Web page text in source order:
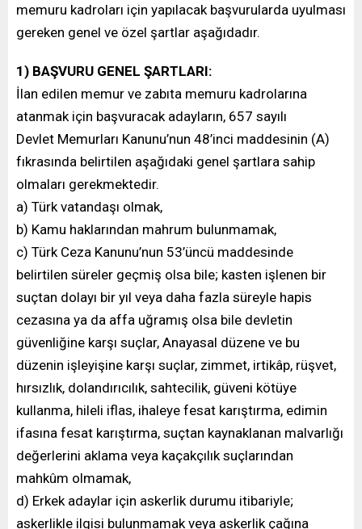
memuru kadroları için yapılacak başvurularda uyulması
gereken genel ve özel şartlar aşağıdadır.
1) BAŞVURU GENEL ŞARTLARI:
İlan edilen memur ve zabıta memuru kadrolarına
atanmak için başvuracak adayların, 657 sayılı
Devlet Memurları Kanunu’nun 48’inci maddesinin (A)
fıkrasında belirtilen aşağıdaki genel şartlara sahip
olmaları gerekmektedir.
a) Türk vatandaşı olmak,
b) Kamu haklarından mahrum bulunmamak,
c) Türk Ceza Kanunu’nun 53’üncü maddesinde
belirtilen süreler geçmiş olsa bile; kasten işlenen bir
suçtan dolayı bir yıl veya daha fazla süreyle hapis
cezasına ya da affa uğramış olsa bile devletin
güvenliğine karşı suçlar, Anayasal düzene ve bu
düzenin işleyişine karşı suçlar, zimmet, irtikâp, rüşvet,
hırsızlık, dolandırıcılık, sahtecilik, güveni kötüye
kullanma, hileli iflas, ihaleye fesat karıştırma, edimin
ifasına fesat karıştırma, suçtan kaynaklanan malvarlığı
değerlerini aklama veya kaçakçılık suçlarından
mahkûm olmamak,
d) Erkek adaylar için askerlik durumu itibariyle;
askerlikle ilgisi bulunmamak veya askerlik çağına